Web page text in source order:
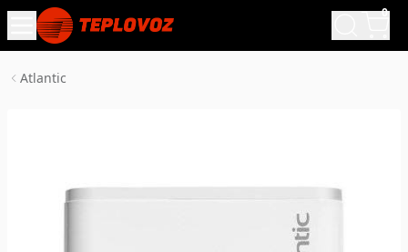
0
Atlantic